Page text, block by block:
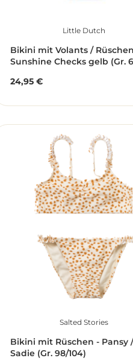
Little Dutch
Bikini mit Volants / Rüschen
Sunshine Checks gelb (Gr.
Regulärer Preis:
24,95 €
Salted Stories
Bikini mit Rüschen - Pansy /
Sadie (Gr. 98/104)